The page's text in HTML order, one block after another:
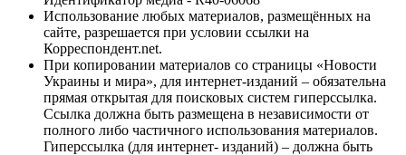
Использование любых материалов, размещённых на
сайте, разрешается при условии ссылки на
Корреспондент.net.
При копировании материалов со страницы «Новости
Украины и мира», для интернет-изданий – обязательна
прямая открытая для поисковых систем гиперссылка.
Ссылка должна быть размещена в независимости от
полного либо частичного использования материалов.
Гиперссылка (для интернет- изданий) – должна быть